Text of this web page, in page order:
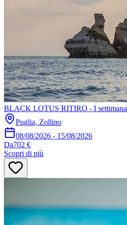
BLACK LOTUS RITIRO - I settimana
Puglia, Zollino
08/08/2026 - 15/08/2026
Da702 €
Scopri di più